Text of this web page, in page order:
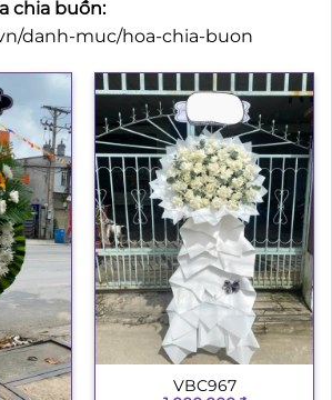
chia buồn:
danh-muc/hoa-chia-buon
VBC967